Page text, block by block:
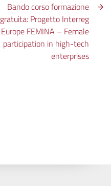
Bando corso formazione
gratuita: Progetto Interreg
Europe FEMINA – Female
participation in high-tech
enterprises